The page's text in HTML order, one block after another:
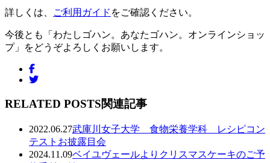
詳しくは、 ご利用ガイド をご確認ください。
今後とも「わたしゴハン。あなたゴハン。オンラインショッ
プ」をどうぞよろしくお願いします。
RELATED POSTS関連記事
2022.06.27武庫川女子大学 食物栄養学科 レシピコン
テストお披露目会
2024.11.09ベイユヴェールよりクリスマスケーキのご予